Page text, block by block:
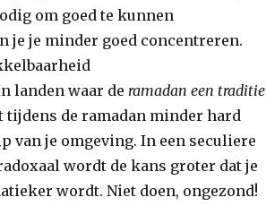
om goed te kunnen
je je minder goed concentreren.
landen waar de ramadan een traditie
tijdens de ramadan minder hard
van je omgeving. In een seculiere
wordt de kans groter dat je
wordt. Niet doen, ongezond!